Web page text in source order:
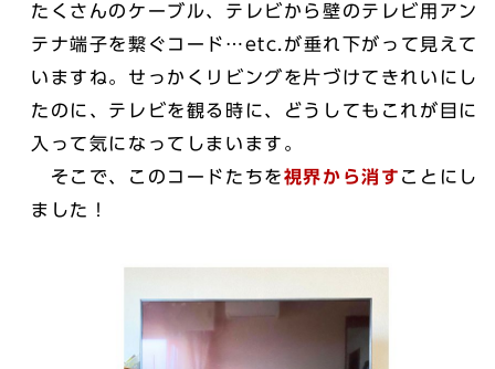
たくさんのケーブル、テレビから壁のテレビ用アン
テナ端子を繋ぐコード…etc.が垂れ下がって見えて
いますね。せっかくリビングを片づけてきれいにし
たのに、テレビを観る時に、どうしてもこれが目に
入って気になってしまいます。
そこで、このコードたちを視界から消す ことにし
ました！